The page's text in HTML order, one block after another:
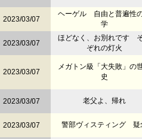
2023/03/07
ヘーゲル 自由と普遍性
学
2023/03/07
ほどなく、お別れです
ぞれの灯火
2023/03/07
メガトン級「大失敗」の
史
2023/03/07 老父よ、帰れ
2023/03/07 警部ヴィスティング 疑